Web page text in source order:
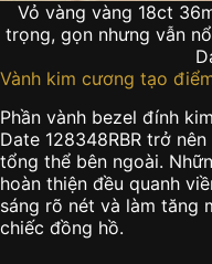
Vỏ vàng vàng 18ct
trọng, gọn nhưng vẫn
Vành kim cương tạo
Phần vành bezel đính
Date 128348RBR trở
tổng thể bên ngoài.
hoàn thiện đều quanh
sáng rõ nét và làm tăng
chiếc đồng hồ.